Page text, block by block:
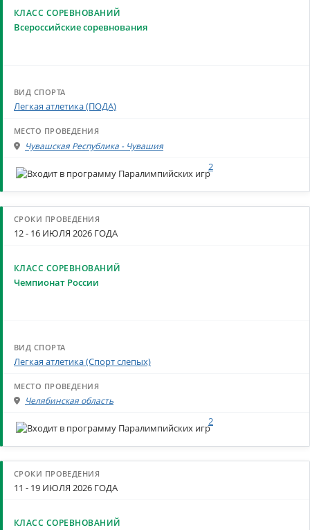
Всероссийские соревнования
Легкая атлетика (ПОДА)
Чувашская Республика - Чувашия
2
12 - 16 ИЮЛЯ 2026 ГОДА
Чемпионат России
Легкая атлетика (Спорт слепых)
Челябинская область
2
11 - 19 ИЮЛЯ 2026 ГОДА